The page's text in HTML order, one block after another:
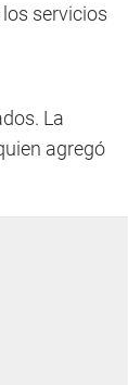
servicios
La
agregó